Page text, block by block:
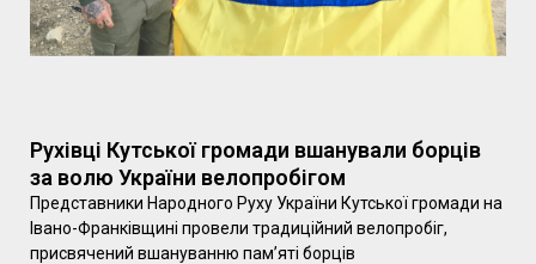
Рухівці Кутської громади вшанували борців
за волю України велопробігом
Представники Народного Руху України Кутської громади на
Івано-Франківщині провели традиційний велопробіг,
присвячений вшануванню пам’яті борців